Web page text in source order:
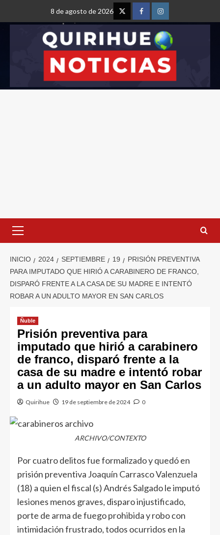
8 de agosto de 2026
INICIO 2024 SEPTIEMBRE 19
PRISIÓN PREVENTIVA
PARA IMPUTADO QUE HIRIÓ A CARABINERO DE FRANCO,
DISPARÓ FRENTE A LA CASA DE SU MADRE E INTENTÓ
ROBAR A UN ADULTO MAYOR EN SAN CARLOS
Ñuble
Prisión preventiva para
imputado que hirió a carabinero
de franco, disparó frente a la
casa de su madre e intentó robar
a un adulto mayor en San Carlos
Quirihue 19 de septiembre de 2024 0
ARCHIVO/CONTEXTO
Por cuatro delitos fue formalizado y quedó en
prisión preventiva Joaquín Carrasco Valenzuela
(18) a quien el fiscal (s) Andrés Salgado le imputó
lesiones menos graves, disparo injustificado,
porte de arma de fuego prohibida y robo con
intimidación frustrado, todos ocurridos en la